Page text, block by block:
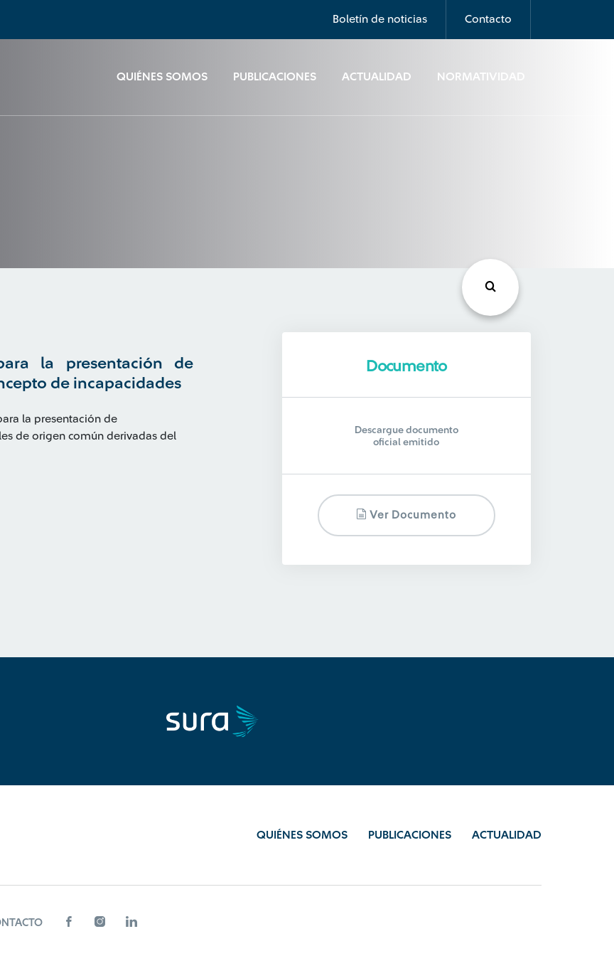
Boletín de noticias Contacto
QUIÉNES SOMOS PUBLICACIONES ACTUALIDAD NORMATIVIDAD
la presentación de
de incapacidades
la presentación de
de origen común derivadas del
Documento
Descargue documento
oficial emitido
Ver Documento
QUIÉNES SOMOS PUBLICACIONES ACTUALIDAD